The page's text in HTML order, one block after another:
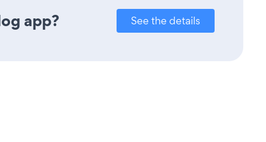
app? See the details